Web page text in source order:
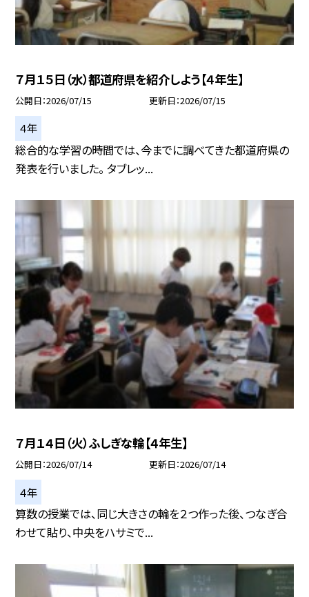
７月１５日（水）都道府県を紹介しよう【４年生】
公開日 2026/07/15 更新日 2026/07/15
４年
総合的な学習の時間では、今までに調べてきた都道府県の
発表を行いました。 タブレッ...
７月１４日（火）ふしぎな輪【４年生】
公開日 2026/07/14 更新日 2026/07/14
４年
算数の授業では、同じ大きさの輪を２つ作った後、つなぎ合
わせて貼り、中央をハサミで...